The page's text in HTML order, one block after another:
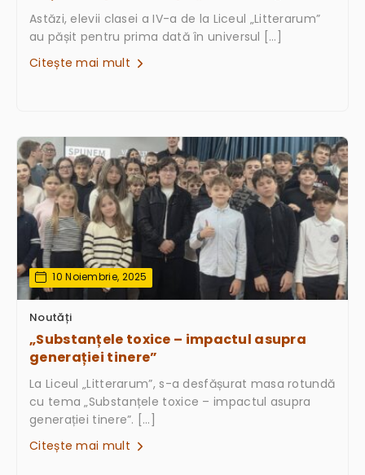
Astăzi, elevii clasei a IV-a de la Liceul „Litterarum”
au pășit pentru prima dată în universul […]
Citește mai mult
10 Noiembrie, 2025
Noutăți
„Substanțele toxice – impactul asupra
generației tinere”
La Liceul „Litterarum”, s-a desfășurat masa rotundă
cu tema „Substanțele toxice – impactul asupra
generației tinere”. […]
Citește mai mult